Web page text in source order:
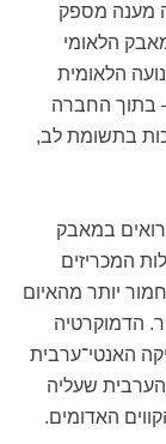
מענה מספק
הלאומי
הלאומית
בתוך החברה
בתשומת לב,
רואים במאבק
המכריזים
יותר מהאיום
הדמוקרטיה
האנטי־ערבית
שעליה
האדומים.